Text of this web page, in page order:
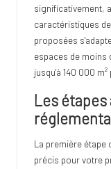
significativement,
caractéristiques
proposées
espaces de moins
jusqu'à 140 000
Les
La première étape
précis pour votre